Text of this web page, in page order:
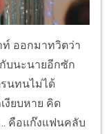
ท์ ออกมาทวิตว่า
กับนะนายอีกซัก
นทนไม่ได้
งียบหาย คิด
คือแก๊งแฟนคลับ